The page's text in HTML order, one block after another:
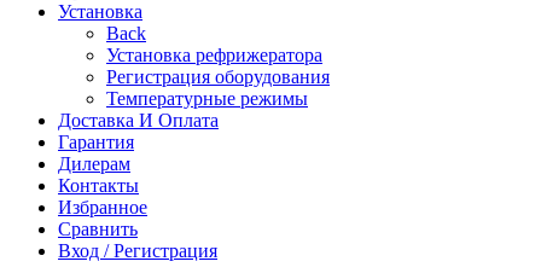
Установка
Back
Установка рефрижератора
Регистрация оборудования
Температурные режимы
Доставка И Оплата
Гарантия
Дилерам
Контакты
Избранное
Сравнить
Вход / Регистрация